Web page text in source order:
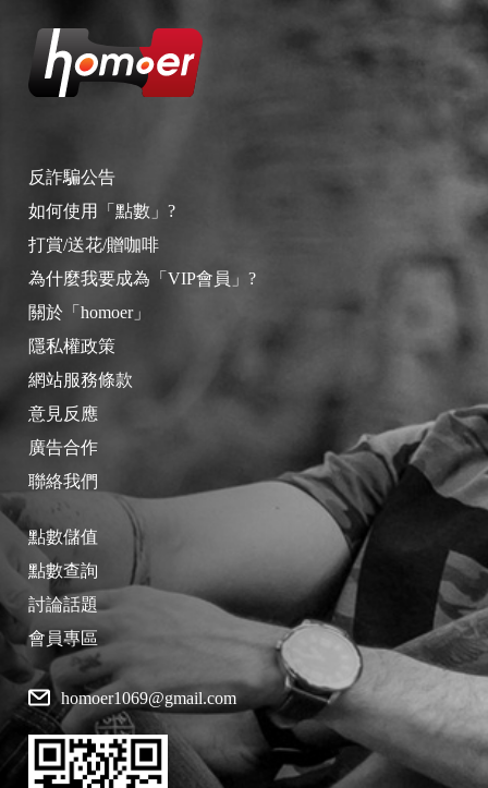
反詐騙公告
如何使用「點數」?
打賞/送花/贈咖啡
為什麼我要成為「VIP會員」?
關於「homoer」
隱私權政策
網站服務條款
意見反應
廣告合作
聯絡我們
點數儲值
點數查詢
討論話題
會員專區
homoer1069@gmail.com